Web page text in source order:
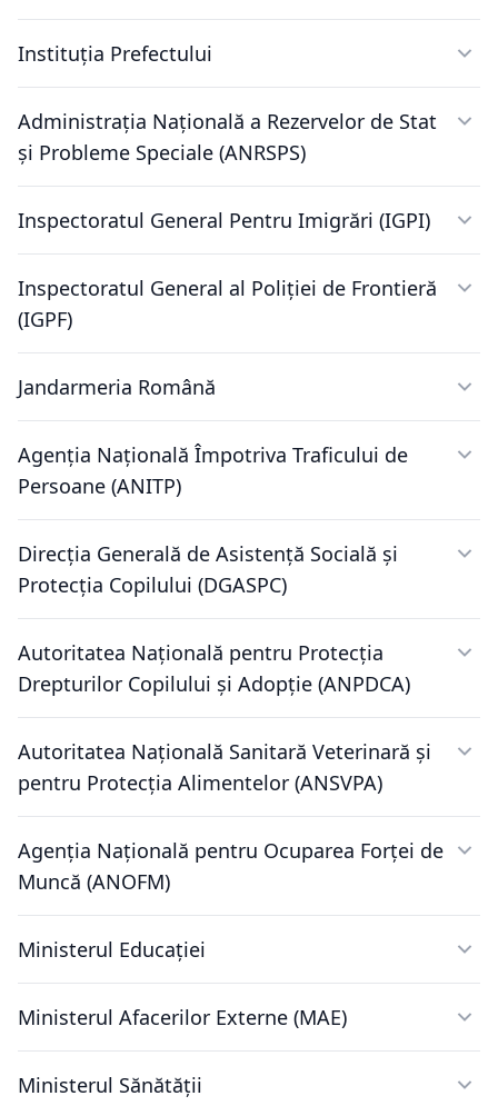
Instituția Prefectului
Administraţia Naţională a Rezervelor de Stat
şi Probleme Speciale (ANRSPS)
Inspectoratul General Pentru Imigrări (IGPI)
Inspectoratul General al Poliției de Frontieră
(IGPF)
Jandarmeria Română
Agenția Națională Împotriva Traficului de
Persoane (ANITP)
Direcţia Generală de Asistenţă Socială şi
Protecţia Copilului (DGASPC)
Autoritatea Națională pentru Protecția
Drepturilor Copilului și Adopție (ANPDCA)
Autoritatea Națională Sanitară Veterinară și
pentru Protecția Alimentelor (ANSVPA)
Agenția Națională pentru Ocuparea Forței de
Muncă (ANOFM)
Ministerul Educației
Ministerul Afacerilor Externe (MAE)
Ministerul Sănătății